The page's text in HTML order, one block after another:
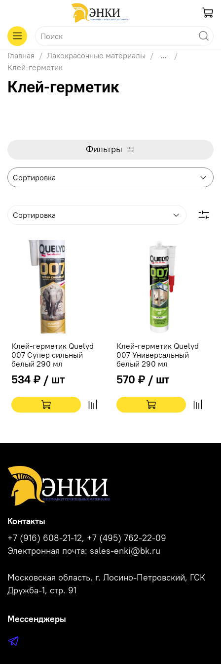
Главная Лакокрасочные материалы
...
Клей-герметик
Клей-герметик
Фильтры
Клей-герметик Quelyd
007 Супер сильный
белый 290 мл
534 ₽ / шт
Клей-герметик Quelyd
007 Универсальный
белый 290 мл
570 ₽ / шт
Контакты
+7 (916) 608-21-12, +7 (495) 762-22-09
Электронная почта: sales-enki@bk.ru
Московская область, г. Лосино-Петровский, ГСК
Дружба-1, стр. 91
Мессенджеры